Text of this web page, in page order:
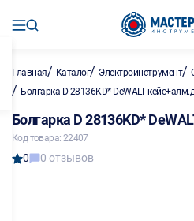
Главная/ Каталог/ Электроинструмент/
/ Болгарка D 28136KD* DeWALT
Болгарка D 28136KD*
Код товара: 22407
0 0 отзывов